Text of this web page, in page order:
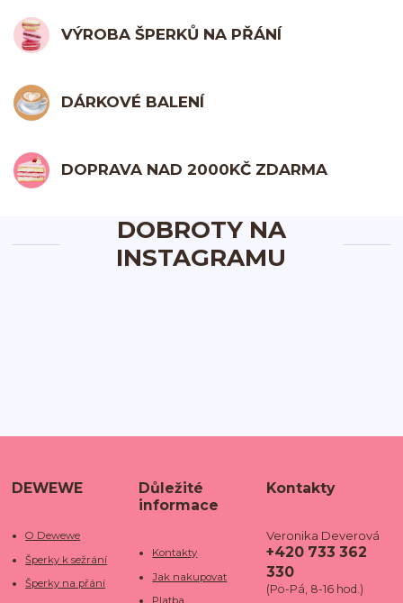
VÝROBA ŠPERKŮ NA PŘÁNÍ
DÁRKOVÉ BALENÍ
DOPRAVA NAD 2000KČ ZDARMA
DOBROTY NA
INSTAGRAMU
DEWEWE
O Dewewe
Šperky k sežrání
Šperky na přání
Důležité
informace
Kontakty
Jak nakupovat
Kontakty
Veronika Deverová
+420 733 362
330
(Po-Pá, 8-16 hod.)